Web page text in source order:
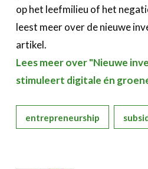
op het leefmilieu of het
leest meer over de nieuwe
artikel.
Lees meer over "Nieuwe
stimuleert digitale én
entrepreneurship